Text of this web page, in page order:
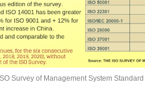
System Standard